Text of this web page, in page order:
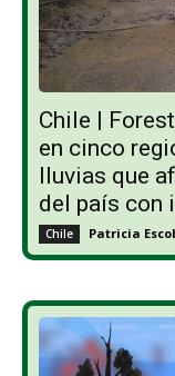
Chile |
en cinco
lluvias que
del país con
Chile Patricia